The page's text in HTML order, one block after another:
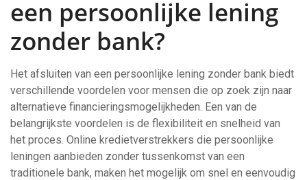
een persoonlijke lening
zonder bank?
Het afsluiten van een persoonlijke lening zonder bank biedt
verschillende voordelen voor mensen die op zoek zijn naar
alternatieve financieringsmogelijkheden. Een van de
belangrijkste voordelen is de flexibiliteit en snelheid van
het proces. Online kredietverstrekkers die persoonlijke
leningen aanbieden zonder tussenkomst van een
traditionele bank, maken het mogelijk om snel en eenvoudig